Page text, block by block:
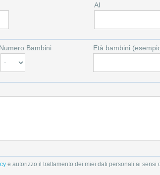
Al
Numero Bambini Età bambini
e autorizzo il trattamento dei miei dati personali ai sensi